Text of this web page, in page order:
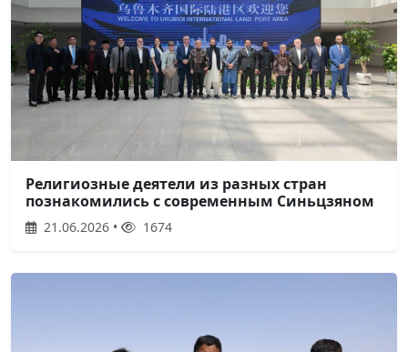
Религиозные деятели из разных стран
познакомились с современным Синьцзяном
21.06.2026 • 1674